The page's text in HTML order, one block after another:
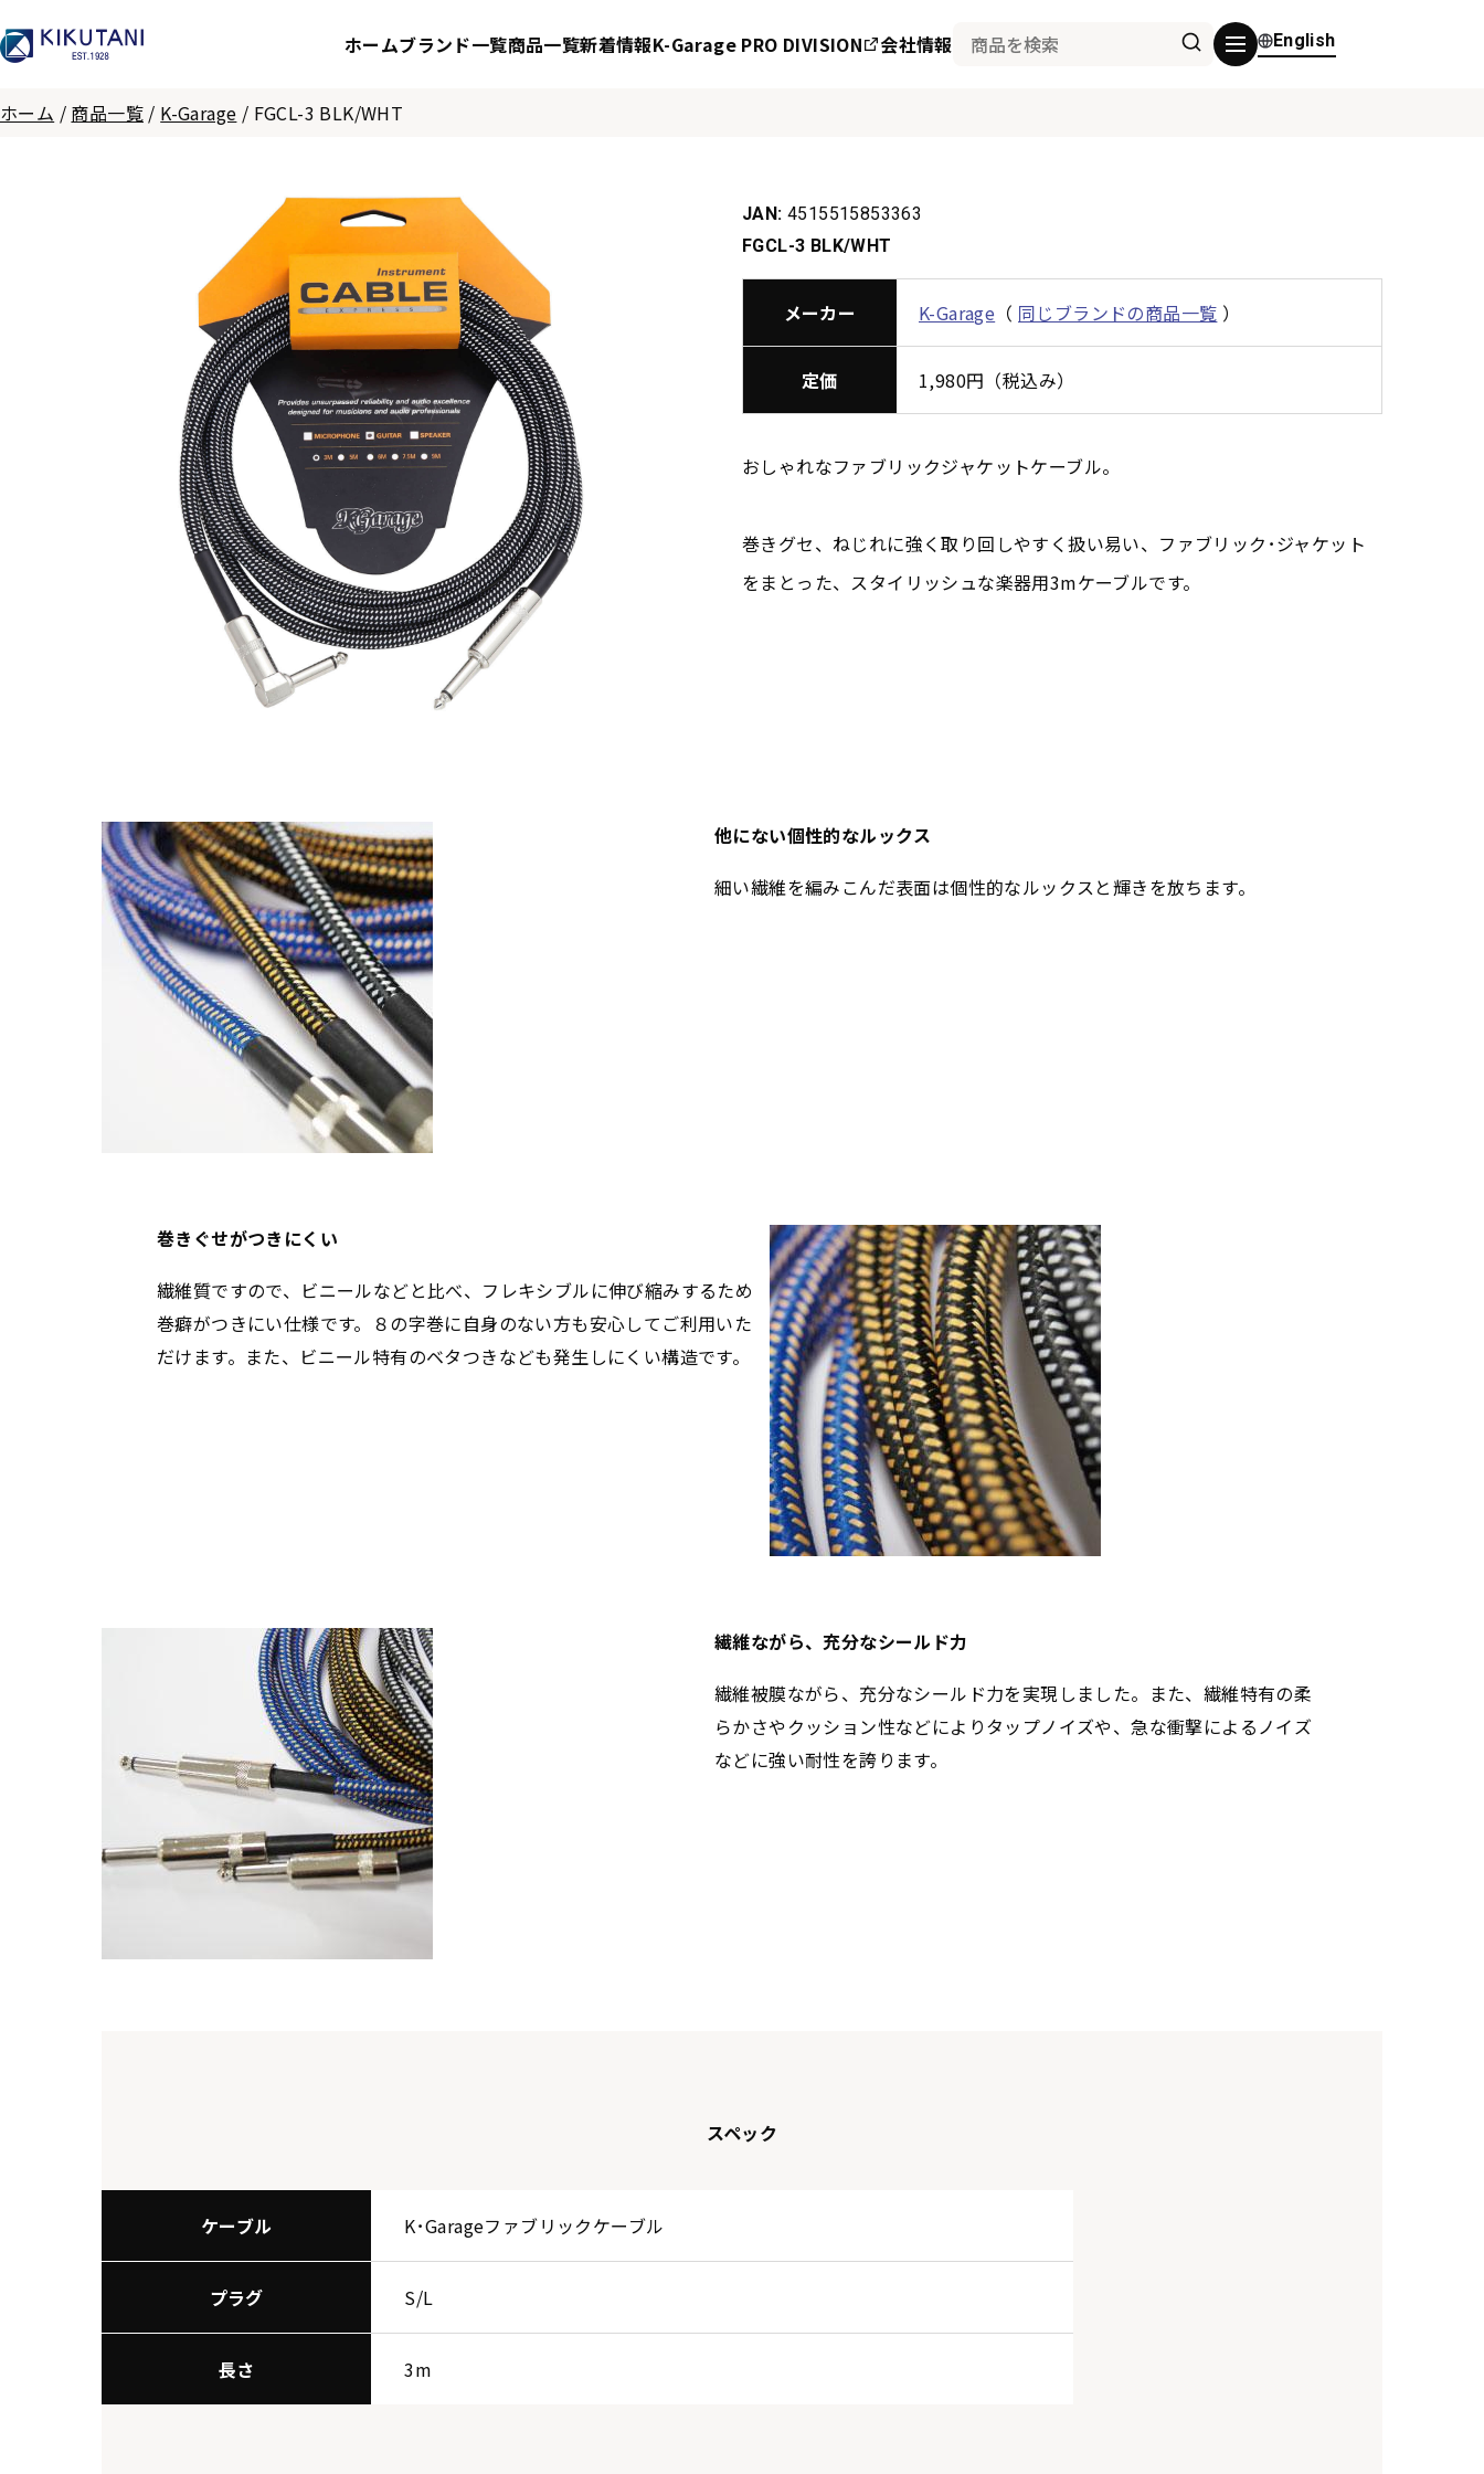
ホームブランド一覧商品一覧新着情報K-Garage PRO DIVISION 会社情報 English
ホーム / 商品一覧 / K-Garage / FGCL-3 BLK/WHT
JAN: 4515515853363
FGCL-3 BLK/WHT
メーカー K-Garage （ 同じブランドの商品一覧 ）
定価 1,980円（税込み）
おしゃれなファブリックジャケットケーブル。
巻きグセ、ねじれに強く取り回しやすく扱い易い、ファブリック･ジャケット
をまとった、スタイリッシュな楽器用3mケーブルです。
他にない個性的なルックス
細い繊維を編みこんだ表面は個性的なルックスと輝きを放ちます。
巻きぐせがつきにくい
繊維質ですので、ビニールなどと比べ、フレキシブルに伸び縮みするため
巻癖がつきにい仕様です。８の字巻に自身のない方も安心してご利用いた
だけます。また、ビニール特有のベタつきなども発生しにくい構造です。
繊維ながら、充分なシールド力
繊維被膜ながら、充分なシールド力を実現しました。また、繊維特有の柔
らかさやクッション性などによりタップノイズや、急な衝撃によるノイズ
などに強い耐性を誇ります。
スペック
ケーブル K･Garageファブリックケーブル
プラグ S/L
長さ 3m